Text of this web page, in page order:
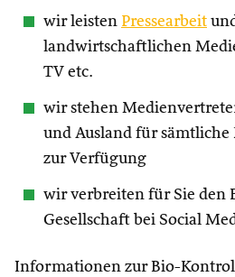
wir leisten Pressearbeit
landwirtschaftlichen
TV etc.
wir stehen
und Ausland für sämtliche
zur Verfügung
wir verbreiten für Sie den
Gesellschaft bei Social
Informationen zur Bio-